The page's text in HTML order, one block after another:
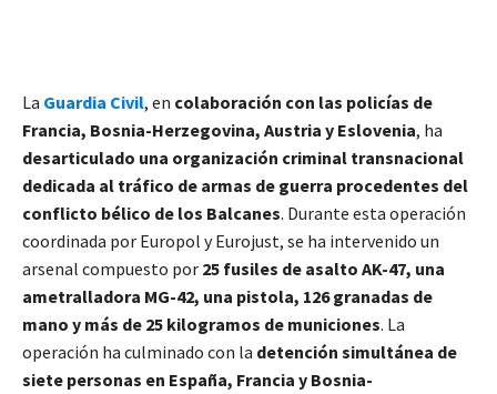
La Guardia Civil, en colaboración con las policías de
Francia, Bosnia-Herzegovina, Austria y Eslovenia, ha
desarticulado una organización criminal transnacional
dedicada al tráfico de armas de guerra procedentes del
conflicto bélico de los Balcanes. Durante esta operación
coordinada por Europol y Eurojust, se ha intervenido un
arsenal compuesto por 25 fusiles de asalto AK-47, una
ametralladora MG-42, una pistola, 126 granadas de
mano y más de 25 kilogramos de municiones. La
operación ha culminado con la detención simultánea de
siete personas en España, Francia y Bosnia-